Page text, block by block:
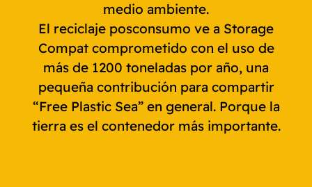
medio ambiente.
El reciclaje posconsumo ve a Storage
Compat comprometido con el uso de
más de 1200 toneladas por año, una
pequeña contribución para compartir
“Free Plastic Sea” en general. Porque la
tierra es el contenedor más importante.